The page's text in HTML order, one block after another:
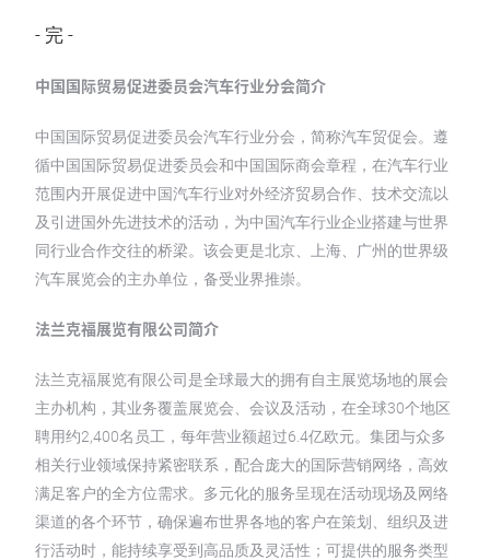
- 完 -
中国国际贸易促进委员会汽车行业分会简介
中国国际贸易促进委员会汽车行业分会，简称汽车贸促会。遵
循中国国际贸易促进委员会和中国国际商会章程，在汽车行业
范围内开展促进中国汽车行业对外经济贸易合作、技术交流以
及引进国外先进技术的活动，为中国汽车行业企业搭建与世界
同行业合作交往的桥梁。该会更是北京、上海、广州的世界级
汽车展览会的主办单位，备受业界推崇。
法兰克福展览有限公司简介
法兰克福展览有限公司是全球最大的拥有自主展览场地的展会
主办机构，其业务覆盖展览会、会议及活动，在全球30个地区
聘用约2,400名员工，每年营业额超过6.4亿欧元。集团与众多
相关行业领域保持紧密联系，配合庞大的国际营销网络，高效
满足客户的全方位需求。多元化的服务呈现在活动现场及网络
渠道的各个环节，确保遍布世界各地的客户在策划、组织及进
行活动时，能持续享受到高品质及灵活性；可提供的服务类型